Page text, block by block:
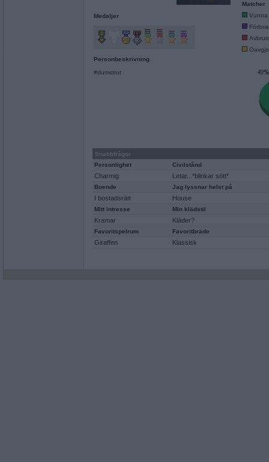
Medaljer
Personbeskrivning
#dumstrut
Matcher
Vunna
Snabbfrågor
Personlighet
Civilstånd
Charmig Letar...*blinkar sött*
Boende Jag lyssnar helst på
I bostadsrätt House
Mitt intresse Min klädstil
Kramar Kläder?
Favoritspelrum Favoritbräde
Giraffen Klassisk